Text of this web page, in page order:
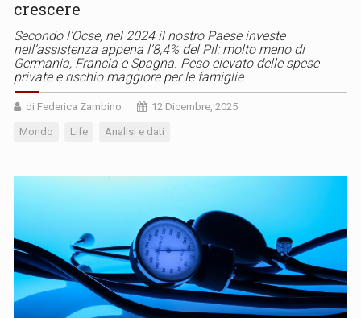
crescere
Secondo l’Ocse, nel 2024 il nostro Paese investe
nell’assistenza appena l’8,4% del Pil: molto meno di
Germania, Francia e Spagna. Peso elevato delle spese
private e rischio maggiore per le famiglie
di Federica Zambino 12 Dicembre, 2025
Mondo Life Analisi e dati